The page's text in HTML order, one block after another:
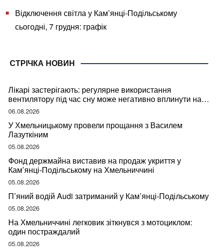
Відключення світла у Кам’янці-Подільському
сьогодні, 7 грудня: графік
СТРІЧКА НОВИН
Лікарі застерігають: регулярне використання
вентилятору під час сну може негативно вплинути на
ваше здоров’я
06.08.2026
У Хмельницькому провели прощання з Василем
Лазуткіним
05.08.2026
Фонд держмайна виставив на продаж укриття у
Кам’янці-Подільському на Хмельниччині
05.08.2026
П’яний водій Audi затриманий у Кам’янці-Подільському
05.08.2026
На Хмельниччині легковик зіткнувся з мотоциклом:
один постраждалий
05.08.2026